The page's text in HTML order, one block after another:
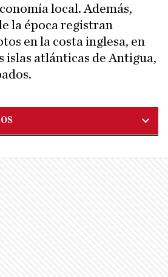
local. Además,
la época registran
en la costa inglesa, en
islas atlánticas de Antigua,